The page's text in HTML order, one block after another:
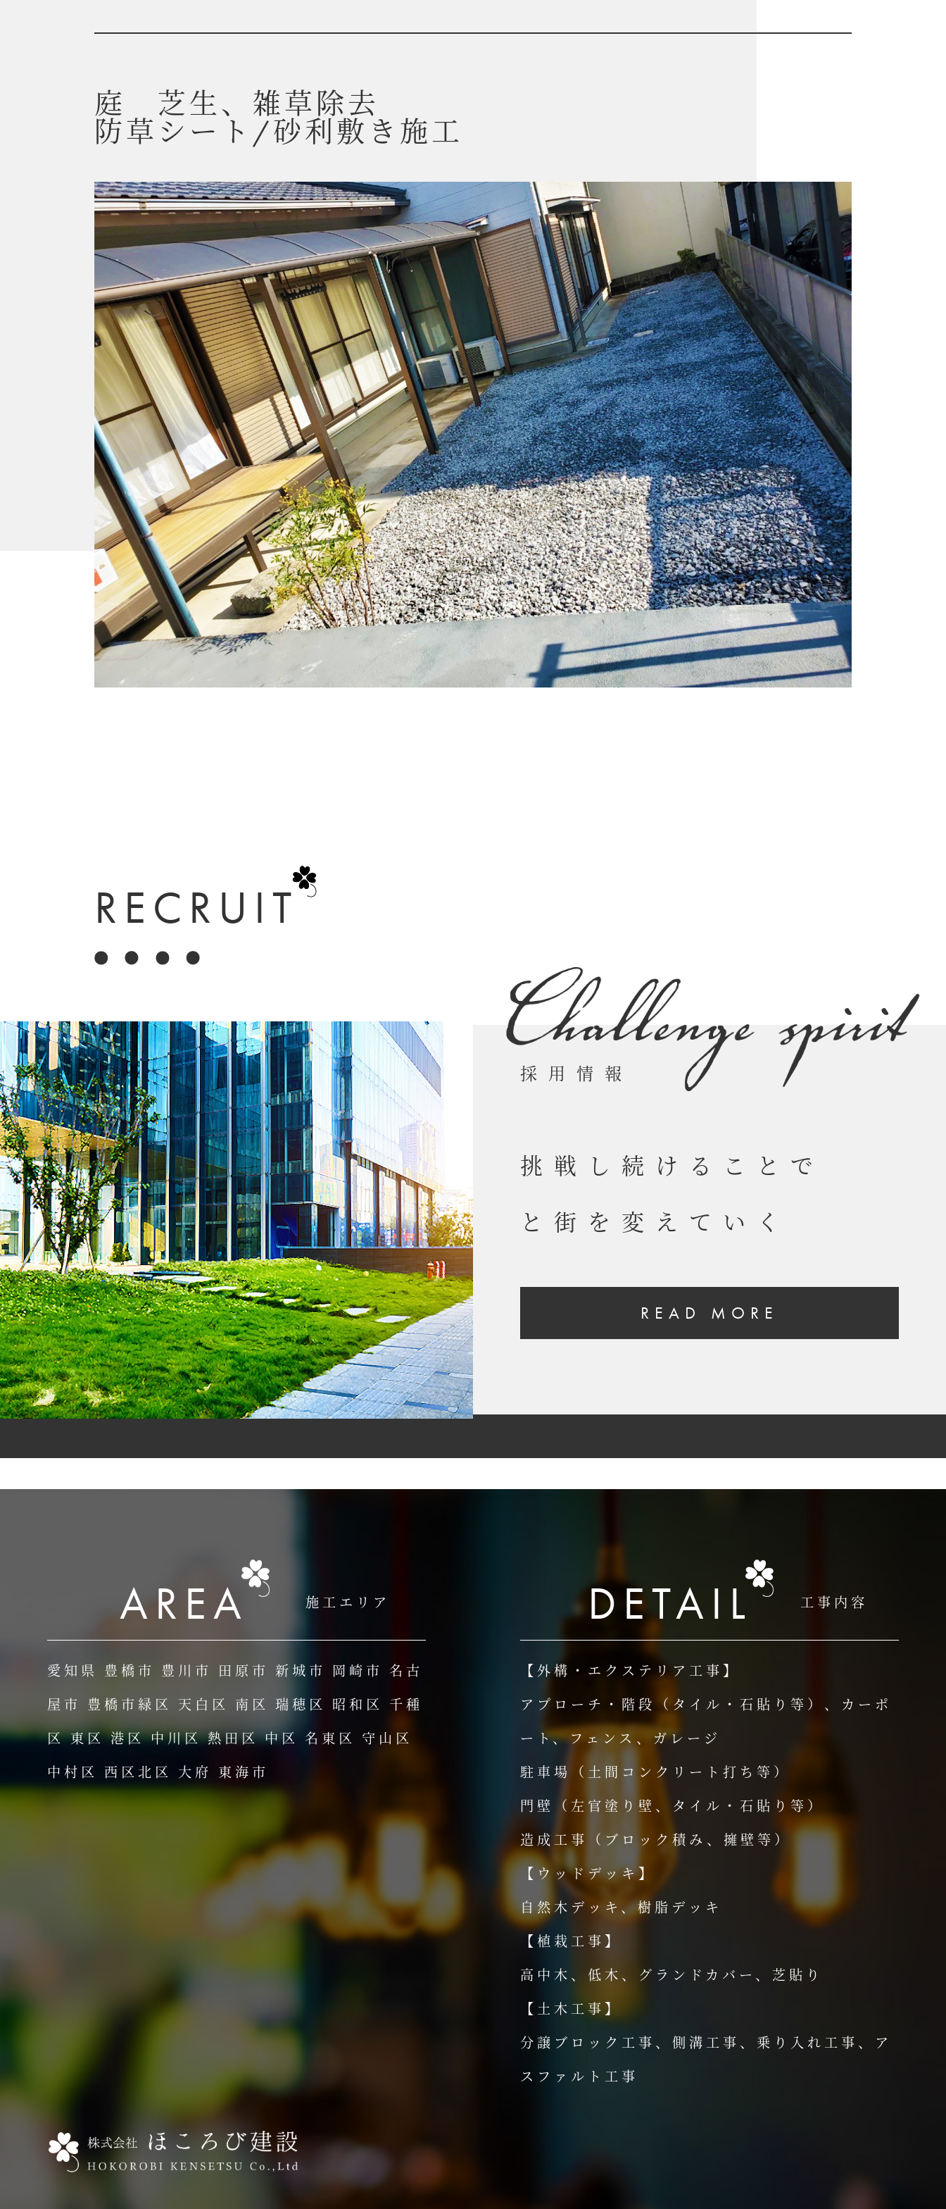
庭 芝生、雑草除去
防草シート/砂利敷き施工
RECRUIT
採用情報
挑戦し続けることで
と街を変えていく
READ MORE
AREA 施工エリア
愛知県 豊橋市 豊川市 田原市 新城市 岡崎市 名古
屋市 豊橋市緑区 天白区 南区 瑞穂区 昭和区 千種
区 東区 港区 中川区 熱田区 中区 名東区 守山区
中村区 西区北区 大府 東海市
DETAIL 工事内容
【外構・エクステリア工事】
アプローチ・階段（タイル・石貼り等）、カーポ
ート、フェンス、ガレージ
駐車場（土間コンクリート打ち等）
門壁（左官塗り壁、タイル・石貼り等）
造成工事（ブロック積み、擁壁等）
【ウッドデッキ】
自然木デッキ、樹脂デッキ
【植栽工事】
高中木、低木、グランドカバー、芝貼り
【土木工事】
分譲ブロック工事、側溝工事、乗り入れ工事、ア
スファルト工事